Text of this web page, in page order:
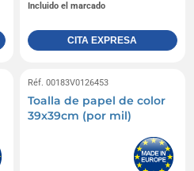
Incluido el marcado
CITA EXPRESA
Réf. 00183V0126453
Toalla de papel de color
39x39cm (por mil)